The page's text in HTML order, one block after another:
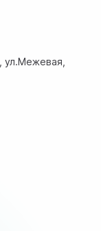
ул.Межевая,